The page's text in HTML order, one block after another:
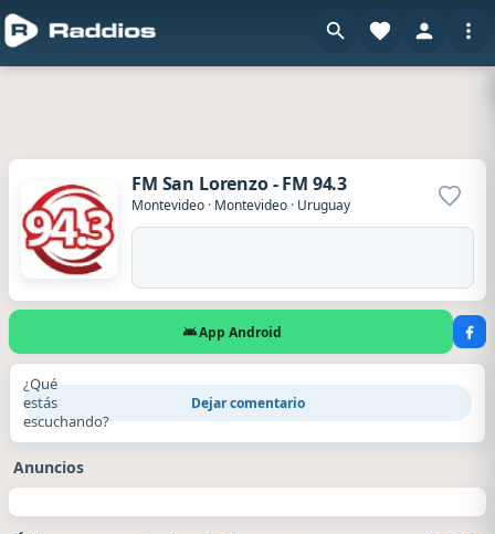
FM San Lorenzo - FM 94.3
Montevideo · Montevideo · Uruguay
App Android
¿Qué
estás
escuchando?
Dejar comentario
Anuncios